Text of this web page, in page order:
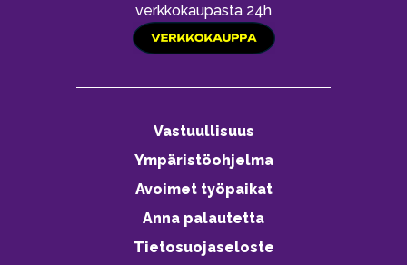
verkkokaupasta 24h
Vastuullisuus
Ympäristöohjelma
Avoimet työpaikat
Anna palautetta
Tietosuojaseloste